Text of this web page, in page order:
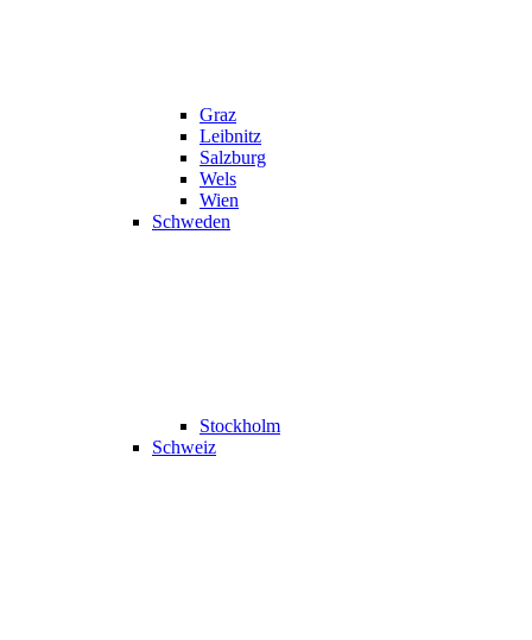
Graz
Leibnitz
Salzburg
Wels
Wien
Schweden
Stockholm
Schweiz